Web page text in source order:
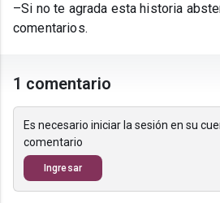
–Si no te agrada esta historia
comentarios.
1 comentario
Es necesario iniciar la sesión en su
comentario
Ingresar